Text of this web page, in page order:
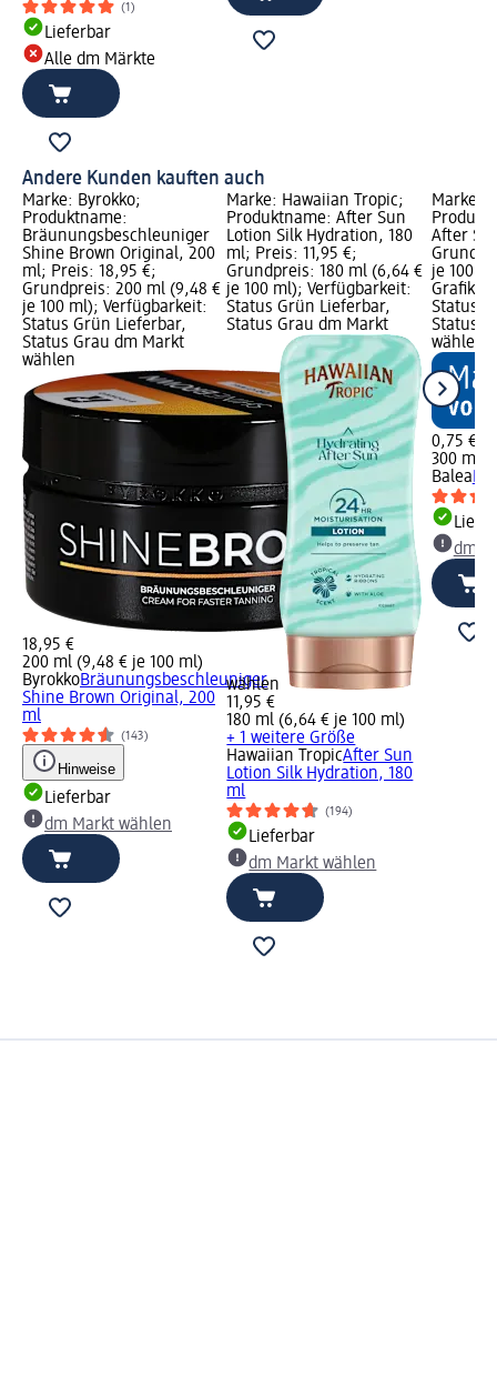
(1)
Lieferbar
Alle dm Märkte
Andere Kunden kauften auch
Marke: Byrokko;
Produktname:
Bräunungsbeschleuniger
Shine Brown Original, 200
ml; Preis: 18,95 €;
Grundpreis: 200 ml (9,48 €
je 100 ml); Verfügbarkeit:
Status Grün Lieferbar,
Status Grau dm Markt
wählen
18,95 €
200 ml (9,48 € je 100 ml)
ByrokkoBräunungsbeschleuniger
Shine Brown Original, 200
ml
(143)
Hinweise
Lieferbar
dm Markt wählen
Marke: Hawaiian Tropic;
Produktname: After Sun
Lotion Silk Hydration, 180
ml; Preis: 11,95 €;
Grundpreis: 180 ml (6,64 €
je 100 ml); Verfügbarkeit:
Status Grün Lieferbar,
Status Grau dm Markt
wählen
11,95 €
180 ml (6,64 € je 100 ml)
+ 1 weitere Größe
Hawaiian TropicAfter Sun
Lotion Silk Hydration, 180
ml
(194)
Lieferbar
dm Markt wählen
Marke:
After
je 100
Grafik;
Status
Status
wählen
0,75 €
300 ml
Balea
dm